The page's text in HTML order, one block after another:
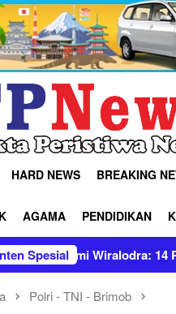
HARD NEWS BREAKING
AGAMA PENDIDIKAN
Spesial
14 Pimpinan Organisasi
Polri - TNI - Brimob